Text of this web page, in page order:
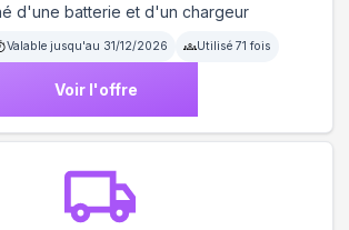
d'une batterie et d'un chargeur
Valable jusqu'au 31/12/2026 Utilisé 71 fois
Voir l'offre